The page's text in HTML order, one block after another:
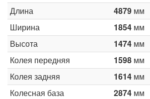
Длина 4879 мм
Ширина
1854 мм
Высота
1474 мм
Колея передняя
1598 мм
Колея задняя
1614 мм
Колесная база
2874 мм